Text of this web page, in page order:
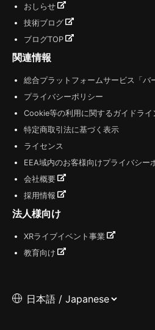
おしらせ
技術ブログ
ブログTOP
関連情報
総合プラットフォームサービス「バ
プライバシーポリシー
Cookie等の利用に関するガイドライ
特定商取引法に基づく表示
ライセンス
EEA域内のお客様向けプライバシー
会社概要
採用情報
法人様向け
XRライブイベント事業
教育向け